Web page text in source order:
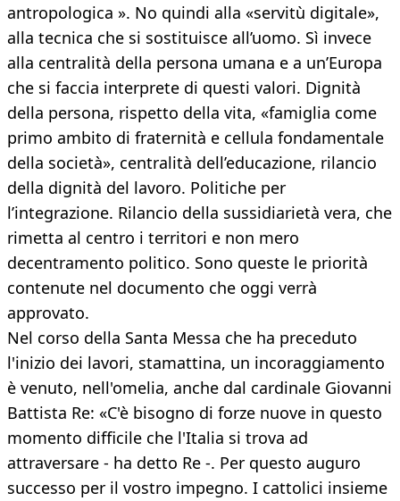
antropologica ». No quindi alla «servitù digitale»,
alla tecnica che si sostituisce all’uomo. Sì invece
alla centralità della persona umana e a un’Europa
che si faccia interprete di questi valori. Dignità
della persona, rispetto della vita, «famiglia come
primo ambito di fraternità e cellula fondamentale
della società», centralità dell’educazione, rilancio
della dignità del lavoro. Politiche per
l’integrazione. Rilancio della sussidiarietà vera, che
rimetta al centro i territori e non mero
decentramento politico. Sono queste le priorità
contenute nel documento che oggi verrà
approvato.
Nel corso della Santa Messa che ha preceduto
l'inizio dei lavori, stamattina, un incoraggiamento
è venuto, nell'omelia, anche dal cardinale Giovanni
Battista Re: «C'è bisogno di forze nuove in questo
momento difficile che l'Italia si trova ad
attraversare - ha detto Re -. Per questo auguro
successo per il vostro impegno. I cattolici insieme